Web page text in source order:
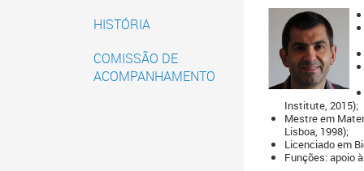
HISTÓRIA
COMISSÃO DE
ACOMPANHAMENTO
Institute, 2015);
Mestre em
Lisboa, 1998);
Licenciado em
Funções: apoio